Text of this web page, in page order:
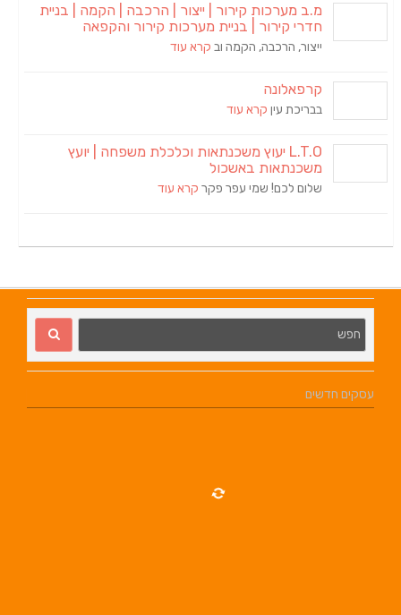
מ.ב מערכות קירור | ייצור | הרכבה | הקמה | בניית
חדרי קירור | בניית מערכות קירור והקפאה
ייצור, הרכבה, הקמה וב קרא עוד
קרפאלונה
בבריכת עין קרא עוד
L.T.O יעוץ משכנתאות וכלכלת משפחה | יועץ
משכנתאות באשכול
שלום לכם! שמי עפר פקר קרא עוד
עסקים חדשים